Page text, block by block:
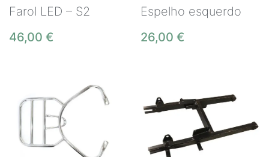
Farol LED – S2
46,00 €
Espelho esquerdo
26,00 €